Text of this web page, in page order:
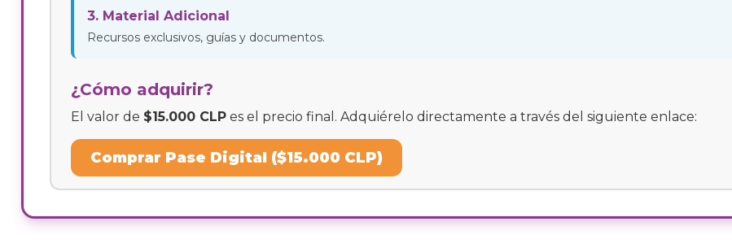
3. Material Adicional
Recursos exclusivos, guías y documentos.
¿Cómo adquirir?
El valor de $15.000 CLP es el precio final. Adquiérelo directamente a través del siguiente enlace:
Comprar Pase Digital ($15.000 CLP)